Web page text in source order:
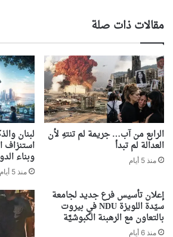
مقالات ذات صلة
الرابع من آب… جريمة لم تنتهِ لأن
العدالة لم تبدأ
منذ 5 أيام
لبنان
استنزاف
وبناء
منذ 5 أيام
إعلان تأسيس فرع جديد لجامعة
سيّدة اللويزة NDU في بيروت
بالتعاون مع الرهبنة الكبوشيَّة
منذ 6 أيام